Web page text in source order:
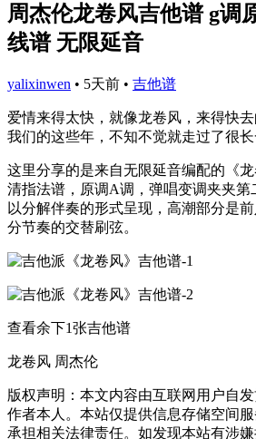
周杰伦龙卷风吉他谱 g调
线谱 无限延音
yalixinwen • 5天前 • 吉他谱
爱情来得太快，就像龙卷风，来得快
我们的这些年，不知不觉就走过了很长
这里分享的是来自无限延音编配的《
清指法谱，原调A调，弹唱变调夹夹第
以分解伴奏的形式呈现，高潮部分是
分节奏的交替刷弦。
查看余下1张吉他谱
龙卷风 周杰伦
版权声明：本文内容由互联网用户自
作者本人。本站仅提供信息存储空间
承担相关法律责任。如发现本站有涉